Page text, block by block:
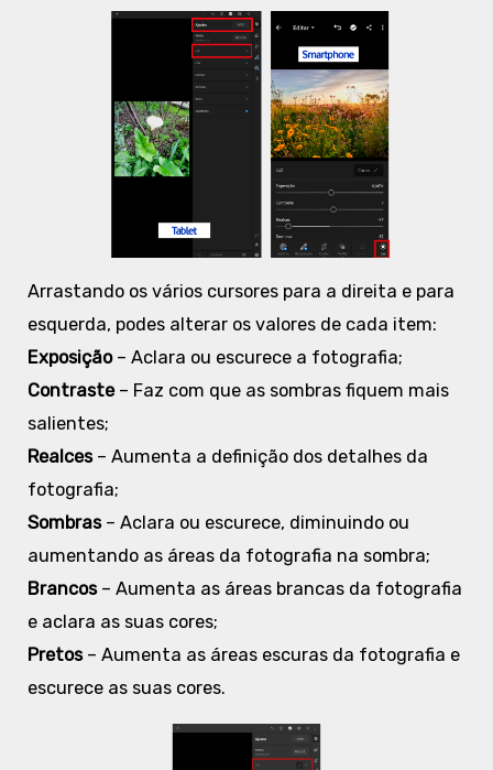
Arrastando os vários cursores para a direita e para
esquerda, podes alterar os valores de cada item:
Exposição– Aclara ou escurece a fotografia;
Contraste– Faz com que as sombras fiquem mais
salientes;
Realces– Aumenta a definição dos detalhes da
fotografia;
Sombras – Aclara ou escurece, diminuindo ou
aumentando as áreas da fotografia na sombra;
Brancos– Aumenta as áreas brancas da fotografia
e aclara as suas cores;
Pretos– Aumenta as áreas escuras da fotografia e
escurece as suas cores.